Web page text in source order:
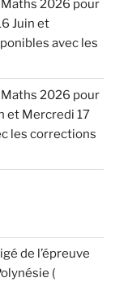
2026 pour
Juin et
avec les
2026 pour
et Mercredi 17
les corrections
de l’épreuve
(